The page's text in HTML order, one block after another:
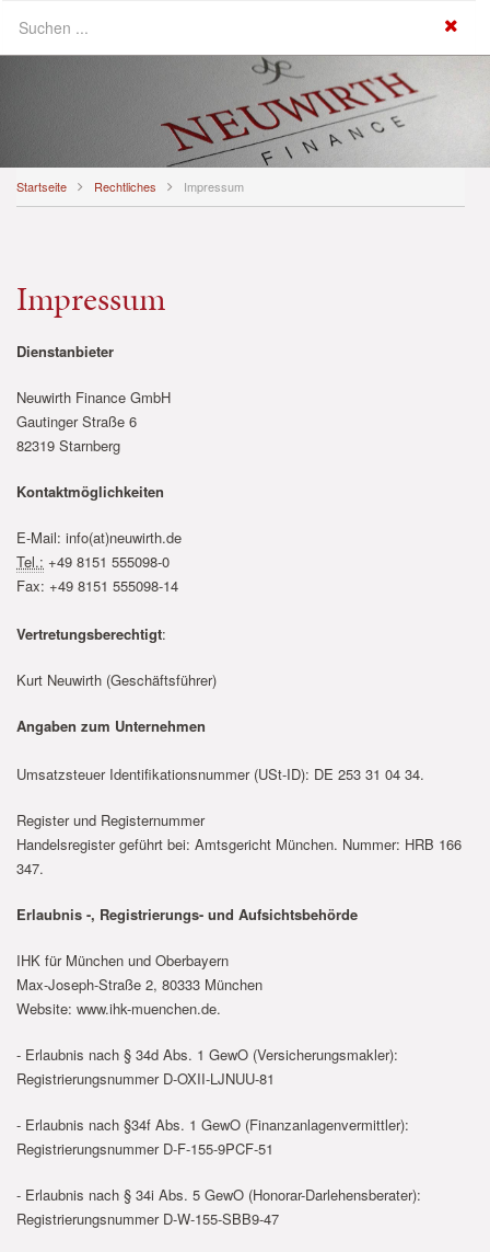
Startseite Rechtliches Impressum
Impressum
Dienstanbieter
Neuwirth Finance GmbH
Gautinger Straße 6
82319 Starnberg
Kontaktmöglichkeiten
E-Mail: info(at)neuwirth.de
Tel.: +49 8151 555098-0
Fax: +49 8151 555098-14
Vertretungsberechtigt:
Kurt Neuwirth (Geschäftsführer)
Angaben zum Unternehmen
Umsatzsteuer Identifikationsnummer (USt-ID): DE 253 31 04 34.
Register und Registernummer
Handelsregister geführt bei: Amtsgericht München. Nummer: HRB 166
347.
Erlaubnis -, Registrierungs- und Aufsichtsbehörde
IHK für München und Oberbayern
Max-Joseph-Straße 2, 80333 München
Website: www.ihk-muenchen.de.
- Erlaubnis nach § 34d Abs. 1 GewO (Versicherungsmakler):
Registrierungsnummer D-OXII-LJNUU-81
- Erlaubnis nach §34f Abs. 1 GewO (Finanzanlagenvermittler):
Registrierungsnummer D-F-155-9PCF-51
- Erlaubnis nach § 34i Abs. 5 GewO (Honorar-Darlehensberater):
Registrierungsnummer D-W-155-SBB9-47